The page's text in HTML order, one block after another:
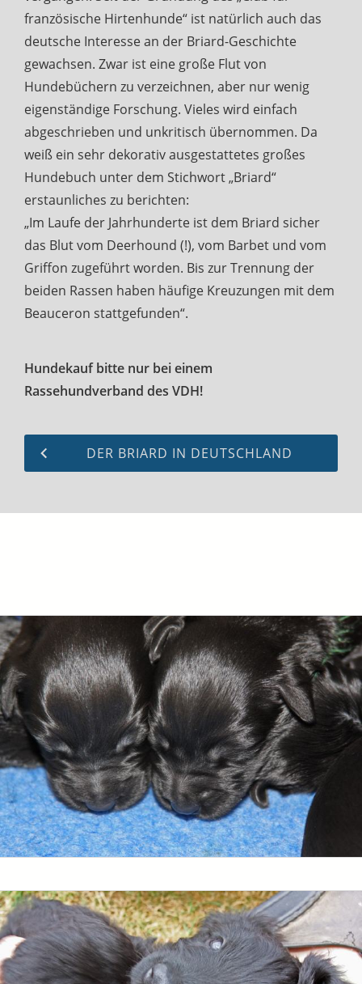
französische Hirtenhunde“ ist natürlich auch das
deutsche Interesse an der Briard-Geschichte
gewachsen. Zwar ist eine große Flut von
Hundebüchern zu verzeichnen, aber nur wenig
eigenständige Forschung. Vieles wird einfach
abgeschrieben und unkritisch übernommen. Da
weiß ein sehr dekorativ ausgestattetes großes
Hundebuch unter dem Stichwort „Briard“
erstaunliches zu berichten:
„Im Laufe der Jahrhunderte ist dem Briard sicher
das Blut vom Deerhound (!), vom Barbet und vom
Griffon zugeführt worden. Bis zur Trennung der
beiden Rassen haben häufige Kreuzungen mit dem
Beauceron stattgefunden“.
Hundekauf bitte nur bei einem
Rassehundverband des VDH!
DER BRIARD IN DEUTSCHLAND